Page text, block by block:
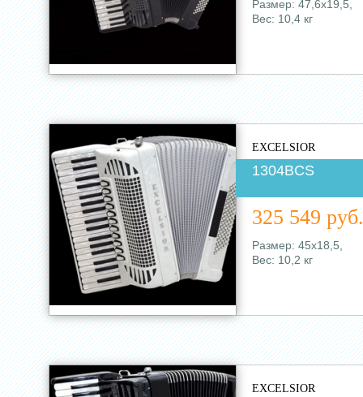
Размер: 47,6х19,5,
Вес: 10,4 кг
EXCELSIOR
1304BCS
325 549 руб.
Размер: 45х18,5,
Вес: 10,2 кг
EXCELSIOR